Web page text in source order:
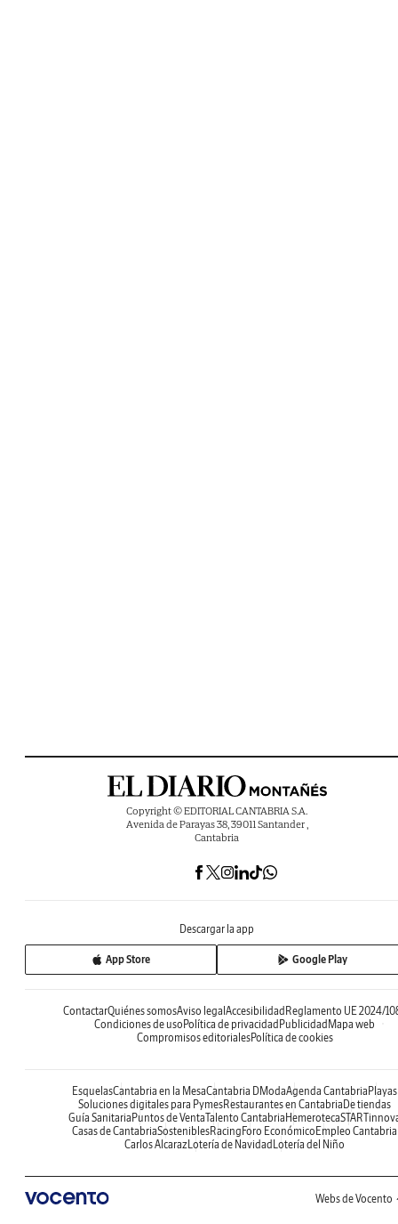
Copyright © EDITORIAL CANTABRIA S.A.
Avenida de Parayas 38, 39011 Santander ,
Cantabria
Descargar la app
App Store Google Play
ContactarQuiénes somosAviso legalAccesibilidadReglamento UE 2024/
Condiciones de usoPolítica de privacidadPublicidadMapa web
Compromisos editorialesPolítica de cookies
EsquelasCantabria en la MesaCantabria DModaAgenda CantabriaPlayas
Soluciones digitales para PymesRestaurantes en CantabriaDe tiendas
Guía SanitariaPuntos de VentaTalento CantabriaHemeroteca
Casas de CantabriaSosteniblesRacingForo EconómicoEmpleo Cantabria
Carlos AlcarazLotería de NavidadLotería del Niño
Webs de Vocento